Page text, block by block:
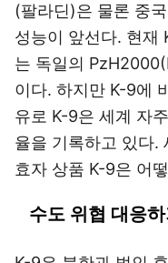
(팔라딘)은 물론 중
성능이 앞선다. 현재
는 독일의
이다. 하지만 K-9에
유로 K-9은 세계 자
율을 기록하고 있다.
효자 상품 K-9은 어
수도 위협 대응